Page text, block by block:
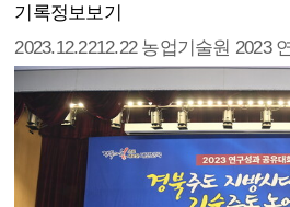
기록정보보기
2023.12.2212.22 농업기술원 2023